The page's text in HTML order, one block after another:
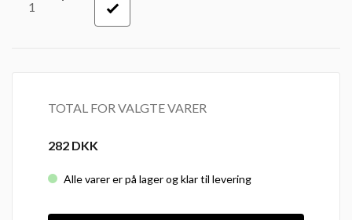
TOTAL FOR VALGTE VARER
282 DKK
Alle varer er på lager og klar til levering